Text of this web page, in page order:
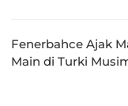
Fenerbahce Ajak
Main di Turki